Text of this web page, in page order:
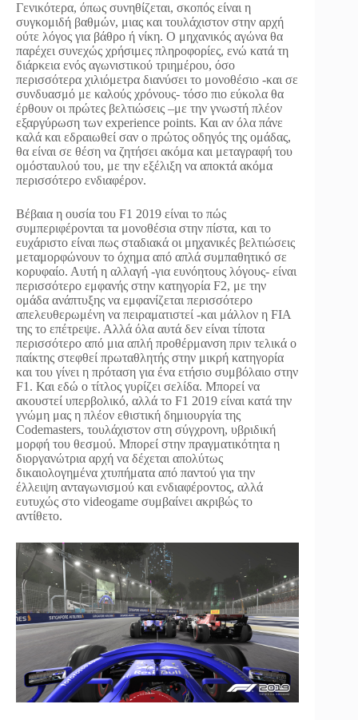
Γενικότερα, όπως συνηθίζεται, σκοπός είναι η
συγκομιδή βαθμών, μιας και τουλάχιστον στην αρχή
ούτε λόγος για βάθρο ή νίκη. Ο μηχανικός αγώνα θα
παρέχει συνεχώς χρήσιμες πληροφορίες, ενώ κατά τη
διάρκεια ενός αγωνιστικού τριημέρου, όσο
περισσότερα χιλιόμετρα διανύσει το μονοθέσιο -και σε
συνδυασμό με καλούς χρόνους- τόσο πιο εύκολα θα
έρθουν οι πρώτες βελτιώσεις –με την γνωστή πλέον
εξαργύρωση των experience points. Και αν όλα πάνε
καλά και εδραιωθεί σαν ο πρώτος οδηγός της ομάδας,
θα είναι σε θέση να ζητήσει ακόμα και μεταγραφή του
ομόσταυλού του, με την εξέλιξη να αποκτά ακόμα
περισσότερο ενδιαφέρον.
Βέβαια η ουσία του F1 2019 είναι το πώς
συμπεριφέρονται τα μονοθέσια στην πίστα, και το
ευχάριστο είναι πως σταδιακά οι μηχανικές βελτιώσεις
μεταμορφώνουν το όχημα από απλά συμπαθητικό σε
κορυφαίο. Αυτή η αλλαγή -για ευνόητους λόγους- είναι
περισσότερο εμφανής στην κατηγορία F2, με την
ομάδα ανάπτυξης να εμφανίζεται περισσότερο
απελευθερωμένη να πειραματιστεί -και μάλλον η FIA
της το επέτρεψε. Αλλά όλα αυτά δεν είναι τίποτα
περισσότερο από μια απλή προθέρμανση πριν τελικά ο
παίκτης στεφθεί πρωταθλητής στην μικρή κατηγορία
και του γίνει η πρόταση για ένα ετήσιο συμβόλαιο στην
F1. Και εδώ ο τίτλος γυρίζει σελίδα. Μπορεί να
ακουστεί υπερβολικό, αλλά το F1 2019 είναι κατά την
γνώμη μας η πλέον εθιστική δημιουργία της
Codemasters, τουλάχιστον στη σύγχρονη, υβριδική
μορφή του θεσμού. Μπορεί στην πραγματικότητα η
διοργανώτρια αρχή να δέχεται απολύτως
δικαιολογημένα χτυπήματα από παντού για την
έλλειψη ανταγωνισμού και ενδιαφέροντος, αλλά
ευτυχώς στο videogame συμβαίνει ακριβώς το
αντίθετο.